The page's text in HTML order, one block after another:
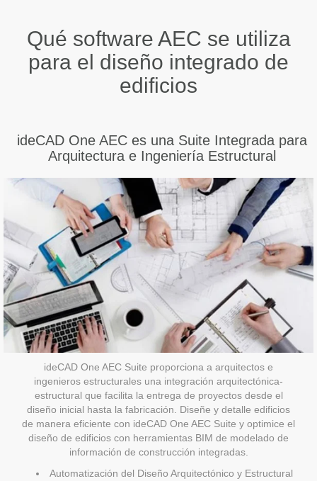
Qué software AEC se utiliza
para el diseño integrado de
edificios
ideCAD One AEC es una Suite Integrada para
Arquitectura e Ingeniería Estructural
ideCAD One AEC Suite proporciona a arquitectos e
ingenieros estructurales una integración arquitectónica-
estructural que facilita la entrega de proyectos desde el
diseño inicial hasta la fabricación. Diseñe y detalle edificios
de manera eficiente con ideCAD One AEC Suite y optimice el
diseño de edificios con herramientas BIM de modelado de
información de construcción integradas.
Automatización del Diseño Arquitectónico y Estructural